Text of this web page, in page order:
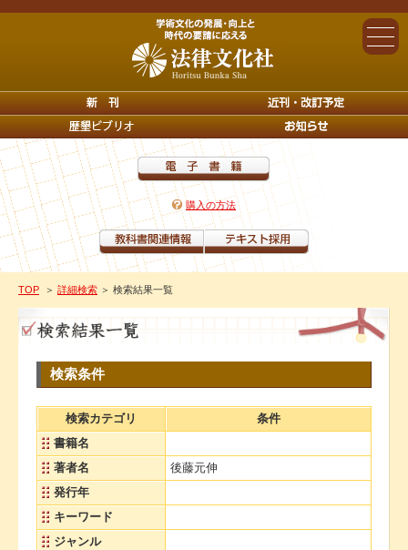
購入の方法
TOP ＞ 詳細検索 ＞ 検索結果一覧
検索条件
検索カテゴリ
条件
書籍名
著者名
後藤元伸
発行年
キーワード
ジャンル